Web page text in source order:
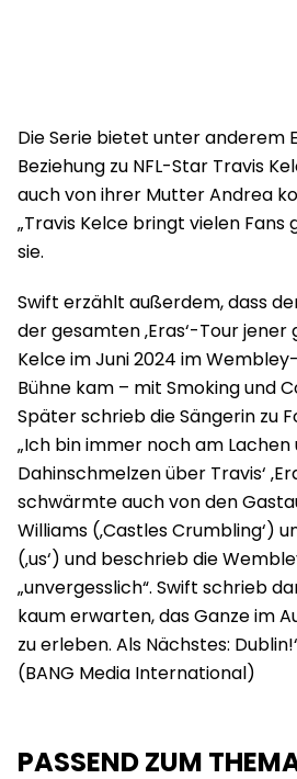
Die Serie bietet unter anderem
Beziehung zu NFL-Star Travis
auch von ihrer Mutter Andrea
„Travis Kelce bringt vielen Fans
sie.
Swift erzählt außerdem, dass
der gesamten ‚Eras‘-Tour jener
Kelce im Juni 2024 im
Bühne kam – mit Smoking und
Später schrieb die Sängerin zu
„Ich bin immer noch am Lachen
Dahinschmelzen über Travis‘
schwärmte auch von den
Williams (‚Castles Crumbling‘)
(‚us‘) und beschrieb die
„unvergesslich“. Swift schrieb
kaum erwarten, das Ganze im
zu erleben. Als Nächstes:
PASSEND ZUM